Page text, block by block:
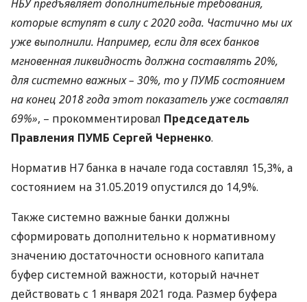
НБУпредъявляет дополнительные требования,
которые вступят в силу с 2020 года. Частично мы их
уже выполнили. Например, если для всех банков
мгновенная ликвидность должна составлять 20%,
для системно важных – 30%, то уПУМБсостоянием
на конец 2018 года этот показатель уже составлял
69%», – прокомментировал Председатель
Правления ПУМБ Сергей Черненко.
Норматив Н7 банка в начале года составлял 15,3%, а
состоянием на 31.05.2019 опустился до 14,9%.
Также системно важные банки должны
сформировать дополнительно к нормативному
значению достаточности основного капитала
буфер системной важности, который начнет
действовать с 1 января 2021 года. Размер буфера